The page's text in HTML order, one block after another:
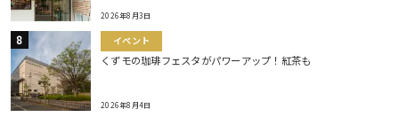
2026年8月3日
イベント
くずモの珈琲フェスタがパワーアップ！紅茶も
2026年8月4日